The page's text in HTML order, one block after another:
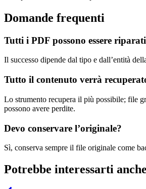
Domande frequenti
Tutti i PDF possono essere
Il successo dipende dal tipo e dall’entità
Tutto il contenuto verrà
Lo strumento recupera il più possibile; file
possono avere perdite.
Devo conservare l’originale?
Sì, conserva sempre il file originale come
Potrebbe interessarti anche